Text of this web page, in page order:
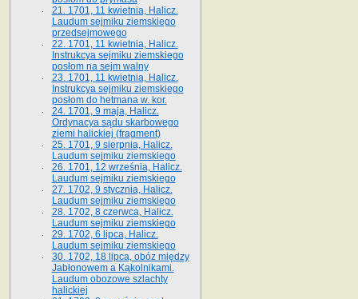
21. 1701, 11 kwietnia, Halicz.
Laudum sejmiku ziemskiego
przedsejmowego
22. 1701, 11 kwietnia, Halicz.
Instrukcya sejmiku ziemskiego
posłom na sejm walny
23. 1701, 11 kwietnia, Halicz.
Instrukcya sejmiku ziemskiego
posłom do hetmana w. kor.
24. 1701, 9 maja, Halicz.
Ordynacya sądu skarbowego
ziemi halickiej (fragment)
25. 1701, 9 sierpnia, Halicz.
Laudum sejmiku ziemskiego
26. 1701, 12 września, Halicz.
Laudum sejmiku ziemskiego
27. 1702, 9 stycznia, Halicz.
Laudum sejmiku ziemskiego
28. 1702, 8 czerwca, Halicz.
Laudum sejmiku ziemskiego
29. 1702, 6 lipca, Halicz.
Laudum sejmiku ziemskiego
30. 1702, 18 lipca, obóz między
Jabłonowem a Kąkolnikami.
Laudum obozowe szlachty
halickiej